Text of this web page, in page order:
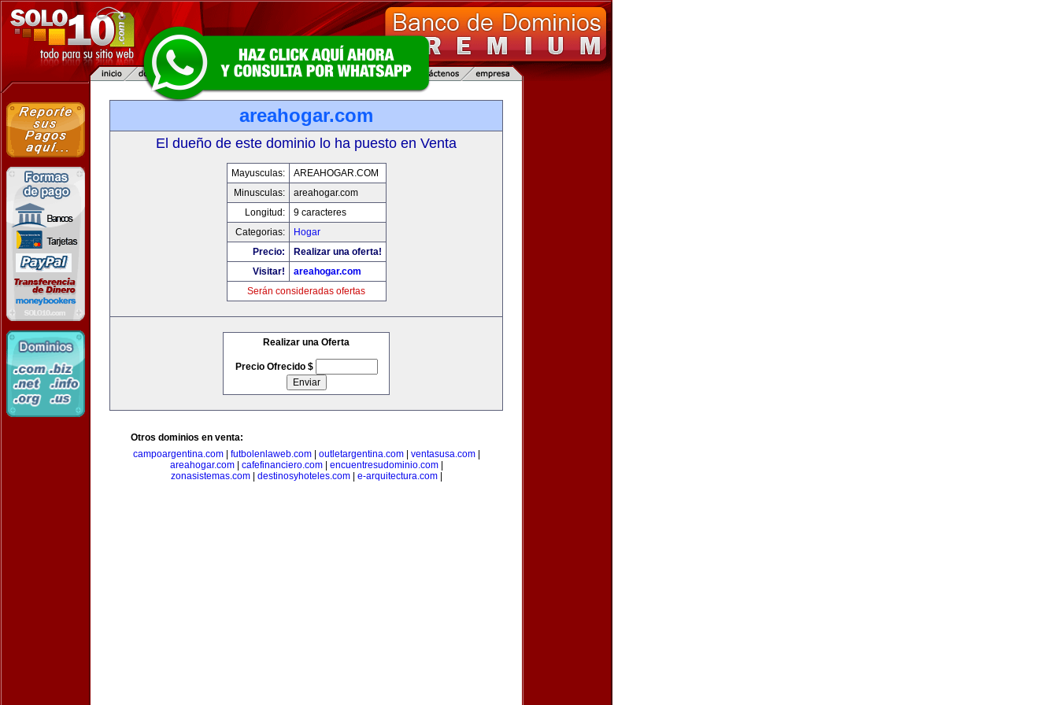
areahogar.com
El dueño de este dominio lo ha puesto en Venta
Mayusculas:
AREAHOGAR.COM
Minusculas:
areahogar.com
Longitud:
9 caracteres
Categorias:
Hogar
Precio:
Realizar una oferta!
Visitar!
areahogar.com
Serán consideradas ofertas
Realizar una Oferta
Precio Ofrecido $
Otros dominios en venta:
campoargentina.com| futbolenlaweb.com| outletargentina.com| ventasusa.com|
areahogar.com| cafefinanciero.com| encuentresudominio.com|
zonasistemas.com| destinosyhoteles.com| e-arquitectura.com|